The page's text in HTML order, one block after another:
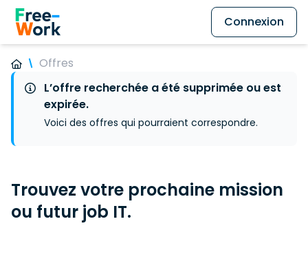
Connexion
Offres
L’offre recherchée a été supprimée ou est
expirée.
Voici des offres qui pourraient correspondre.
Trouvez votre prochaine mission
ou futur job IT.